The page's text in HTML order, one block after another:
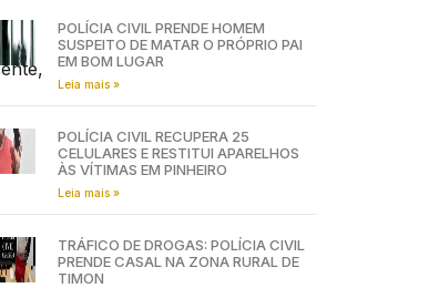
POLÍCIA CIVIL PRENDE HOMEM
SUSPEITO DE MATAR O PRÓPRIO PAI
EM BOM LUGAR
Leia mais »
POLÍCIA CIVIL RECUPERA 25
CELULARES E RESTITUI APARELHOS
ÀS VÍTIMAS EM PINHEIRO
Leia mais »
TRÁFICO DE DROGAS: POLÍCIA CIVIL
PRENDE CASAL NA ZONA RURAL DE
TIMON